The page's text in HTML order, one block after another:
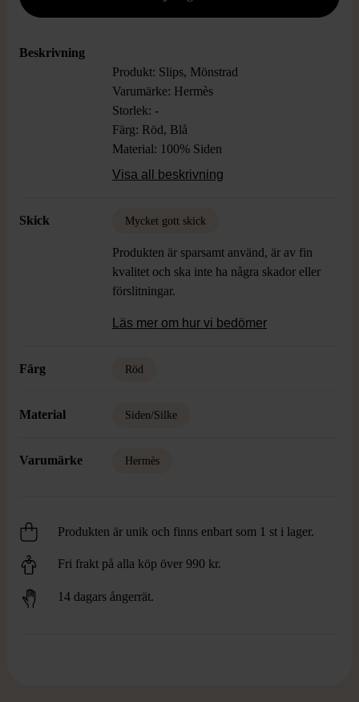
Beskrivning
Produkt: Slips, Mönstrad
Varumärke: Hermès
Storlek: -
Färg: Röd, Blå
Material: 100% Siden
Skick: Mycket Gott Skick
Visa all beskrivning
Skick Mycket gott skick
Produkten är sparsamt använd, är av fin
kvalitet och ska inte ha några skador eller
förslitningar.
Läs mer om hur vi bedömer
Färg Röd
Material Siden/Silke
Varumärke Hermès
Produkten är unik och finns enbart som 1 st i lager.
Fri frakt på alla köp över 990 kr.
14 dagars ångerrät.